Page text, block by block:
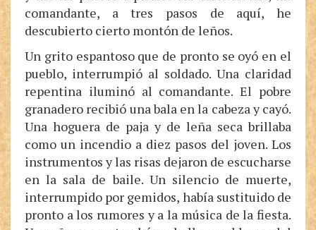
comandante, a tres pasos de aquí, he
descubierto cierto montón de leños.
Un grito espantoso que de pronto se oyó en el
pueblo, interrumpió al soldado. Una claridad
repentina iluminó al comandante. El pobre
granadero recibió una bala en la cabeza y cayó.
Una hoguera de paja y de leña seca brillaba
como un incendio a diez pasos del joven. Los
instrumentos y las risas dejaron de escucharse
en la sala de baile. Un silencio de muerte,
interrumpido por gemidos, había sustituido de
pronto a los rumores y a la música de la fiesta.